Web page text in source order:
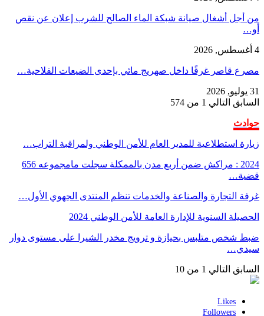
من أجل أشغال صيانة شبكة الماء الصالح للشرب إعلان عن نقص
أو…
4 أغسطس, 2026
مصرع قاصر غرقًا داخل صهريج مائي بإحدى الضيعات الفلاحية…
31 يوليو, 2026
السابق التالي 1 من 574
حوادث
زيارة استطلاعية للمدير العام للأمن الوطني ولمراقبة التراب…
2024 : مراكش ضمن أربع مدن بالممكلة سجلت مامجموعه 656
قضية…
غرفة التجارة والصناعة والخدمات تنظم المنتدى الجهوي الأول…
الحصيلة السنوية للإدارة العامة للأمن الوطني 2024
ضبط شخص متلبس بحيازة و ترويج مخدر الشيرا على مستوى دوار
سيدي…
السابق التالي 1 من 10
Likes
Followers